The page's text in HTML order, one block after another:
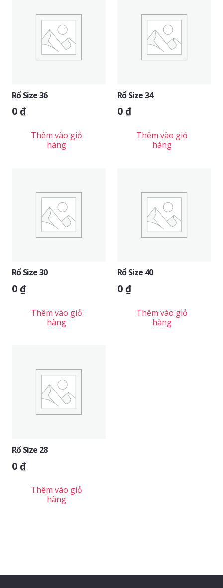
Rổ Size 36
0₫
Thêm vào giỏ
hàng
Rổ Size 34
0₫
Thêm vào giỏ
hàng
Rổ Size 30
0₫
Thêm vào giỏ
hàng
Rổ Size 40
0₫
Thêm vào giỏ
hàng
Rổ Size 28
0₫
Thêm vào giỏ
hàng